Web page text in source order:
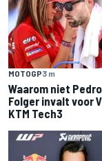
MOTOGP3 m
Waarom niet
Folger invalt voor
KTM Tech3